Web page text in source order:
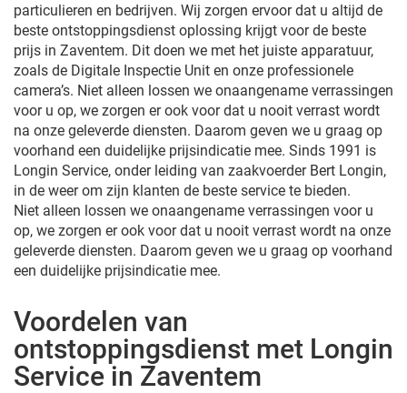
particulieren en bedrijven. Wij zorgen ervoor dat u altijd de
beste ontstoppingsdienst oplossing krijgt voor de beste
prijs in Zaventem. Dit doen we met het juiste apparatuur,
zoals de Digitale Inspectie Unit en onze professionele
camera’s. Niet alleen lossen we onaangename verrassingen
voor u op, we zorgen er ook voor dat u nooit verrast wordt
na onze geleverde diensten. Daarom geven we u graag op
voorhand een duidelijke prijsindicatie mee. Sinds 1991 is
Longin Service, onder leiding van zaakvoerder Bert Longin,
in de weer om zijn klanten de beste service te bieden.
Niet alleen lossen we onaangename verrassingen voor u
op, we zorgen er ook voor dat u nooit verrast wordt na onze
geleverde diensten. Daarom geven we u graag op voorhand
een duidelijke prijsindicatie mee.
Voordelen van
ontstoppingsdienst met Longin
Service in Zaventem